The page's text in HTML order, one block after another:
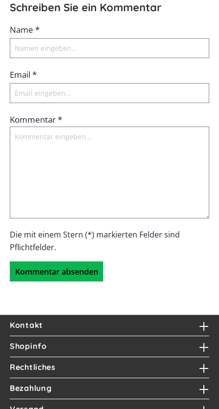
Schreiben Sie ein Kommentar
Name *
Email *
Kommentar *
Die mit einem Stern (*) markierten Felder sind
Pflichtfelder.
Kommentar absenden
Kontakt
Shopinfo
Rechtliches
Bezahlung